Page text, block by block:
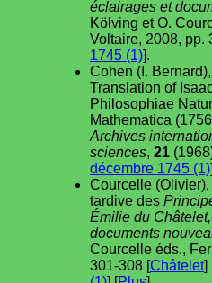
éclairages et
Kölving et O.
Voltaire, 2008, pp.
1745 (1)].
Cohen (I.
Translation of
Philosophiae
Mathematica
Archives
sciences, 21
décembre 1745 (1)
Courcelle
tardive des
Émilie du
documents
Courcelle éds.,
301-308 [Châtelet]